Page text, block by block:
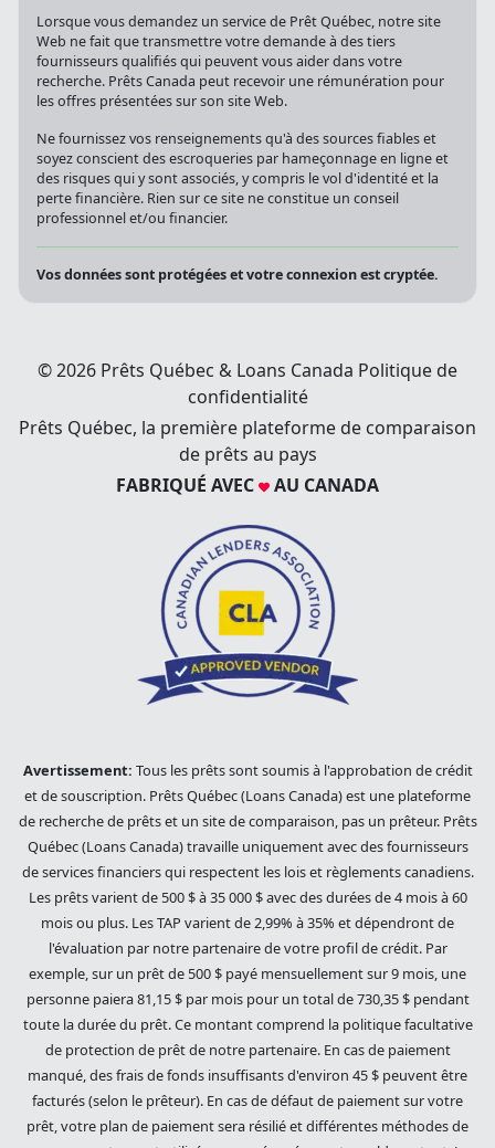
Lorsque vous demandez un service de Prêt Québec, notre site
Web ne fait que transmettre votre demande à des tiers
fournisseurs qualifiés qui peuvent vous aider dans votre
recherche. Prêts Canada peut recevoir une rémunération pour
les offres présentées sur son site Web.
Ne fournissez vos renseignements qu'à des sources fiables et
soyez conscient des escroqueries par hameçonnage en ligne et
des risques qui y sont associés, y compris le vol d'identité et la
perte financière. Rien sur ce site ne constitue un conseil
professionnel et/ou financier.
Vos données sont protégées et votre connexion est cryptée.
© 2026 Prêts Québec & Loans Canada Politique de
confidentialité
Prêts Québec, la première plateforme de comparaison
de prêts au pays
FABRIQUÉ AVEC
AU CANADA
Avertissement: Tous les prêts sont soumis à l'approbation de crédit
et de souscription. Prêts Québec (Loans Canada) est une plateforme
de recherche de prêts et un site de comparaison, pas un prêteur. Prêts
Québec (Loans Canada) travaille uniquement avec des fournisseurs
de services financiers qui respectent les lois et règlements canadiens.
Les prêts varient de 500 $ à 35 000 $ avec des durées de 4 mois à 60
mois ou plus. Les TAP varient de 2,99% à 35% et dépendront de
l'évaluation par notre partenaire de votre profil de crédit. Par
exemple, sur un prêt de 500 $ payé mensuellement sur 9 mois, une
personne paiera 81,15 $ par mois pour un total de 730,35 $ pendant
toute la durée du prêt. Ce montant comprend la politique facultative
de protection de prêt de notre partenaire. En cas de paiement
manqué, des frais de fonds insuffisants d'environ 45 $ peuvent être
facturés (selon le prêteur). En cas de défaut de paiement sur votre
prêt, votre plan de paiement sera résilié et différentes méthodes de